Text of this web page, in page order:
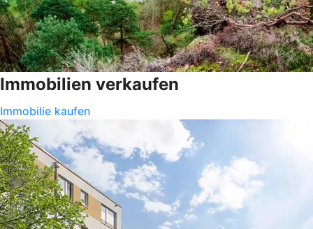
Immobilien verkaufen
Immobilie kaufen